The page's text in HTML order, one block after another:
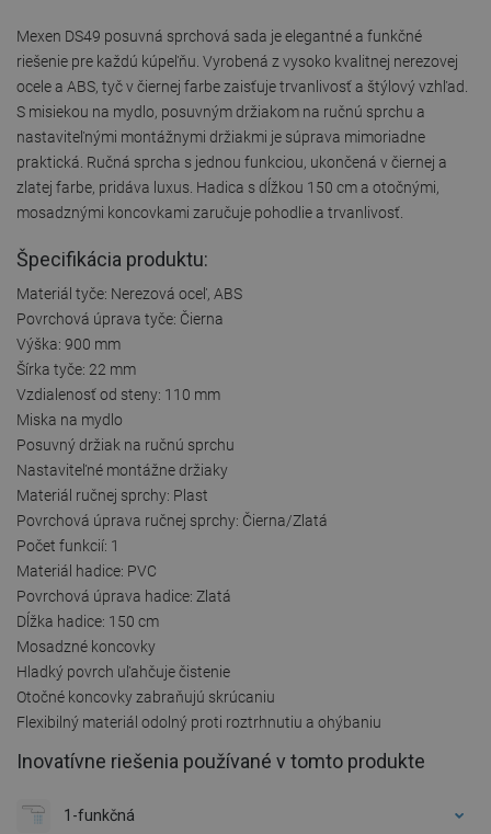
Mexen DS49 posuvná sprchová sada je elegantné a funkčné
riešenie pre každú kúpeľňu. Vyrobená z vysoko kvalitnej nerezovej
ocele a ABS, tyč v čiernej farbe zaisťuje trvanlivosť a štýlový vzhľad.
S misiekou na mydlo, posuvným držiakom na ručnú sprchu a
nastaviteľnými montážnymi držiakmi je súprava mimoriadne
praktická. Ručná sprcha s jednou funkciou, ukončená v čiernej a
zlatej farbe, pridáva luxus. Hadica s dĺžkou 150 cm a otočnými,
mosadznými koncovkami zaručuje pohodlie a trvanlivosť.
Špecifikácia produktu:
Materiál tyče: Nerezová oceľ, ABS
Povrchová úprava tyče: Čierna
Výška: 900 mm
Šírka tyče: 22 mm
Vzdialenosť od steny: 110 mm
Miska na mydlo
Posuvný držiak na ručnú sprchu
Nastaviteľné montážne držiaky
Materiál ručnej sprchy: Plast
Povrchová úprava ručnej sprchy: Čierna/Zlatá
Počet funkcií: 1
Materiál hadice: PVC
Povrchová úprava hadice: Zlatá
Dĺžka hadice: 150 cm
Mosadzné koncovky
Hladký povrch uľahčuje čistenie
Otočné koncovky zabraňujú skrúcaniu
Flexibilný materiál odolný proti roztrhnutiu a ohýbaniu
Inovatívne riešenia používané v tomto produkte
1-funkčná